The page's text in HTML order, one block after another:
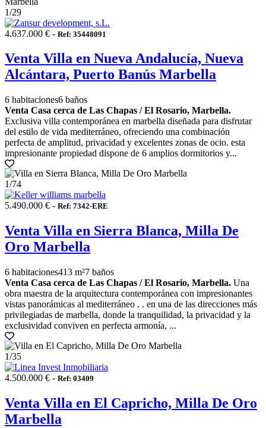
1/29
4.637.000 € - Ref: 35448091
Venta Villa en Nueva Andalucía, Nueva
Alcántara, Puerto Banús Marbella
6 habitaciones6 baños
Venta Casa cerca de Las Chapas / El Rosario, Marbella.
Exclusiva villa contemporánea en marbella diseñada para disfrutar
del estilo de vida mediterráneo, ofreciendo una combinación
perfecta de amplitud, privacidad y excelentes zonas de ocio. esta
impresionante propiedad dispone de 6 amplios dormitorios y...
1/74
5.490.000 € - Ref: 7342-ERE
Venta Villa en Sierra Blanca, Milla De
Oro Marbella
6 habitaciones413 m²7 baños
Venta Casa cerca de Las Chapas / El Rosario, Marbella. Una
obra maestra de la arquitectura contemporánea con impresionantes
vistas panorámicas al mediterráneo . . en una de las direcciones más
privilegiadas de marbella, donde la tranquilidad, la privacidad y la
exclusividad conviven en perfecta armonía, ...
1/35
4.500.000 € - Ref: 03409
Venta Villa en El Capricho, Milla De Oro
Marbella